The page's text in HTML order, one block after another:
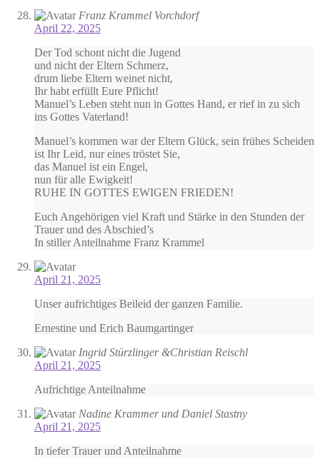
Franz Krammel Vorchdorf
April 22, 2025
Der Tod schont nicht die Jugend
und nicht der Eltern Schmerz,
drum liebe Eltern weinet nicht,
Ihr habt erfüllt Eure Pflicht!
Manuel’s Leben steht nun in Gottes Hand, er rief in zu sich
ins Gottes Vaterland!
Manuel’s kommen war der Eltern Glück, sein frühes Scheiden
ist Ihr Leid, nur eines tröstet Sie,
das Manuel ist ein Engel,
nun für alle Ewigkeit!
RUHE IN GOTTES EWIGEN FRIEDEN!
Euch Angehörigen viel Kraft und Stärke in den Stunden der
Trauer und des Abschied’s
In stiller Anteilnahme Franz Krammel
April 21, 2025
Unser aufrichtiges Beileid der ganzen Familie.
Ernestine und Erich Baumgartinger
Ingrid Stürzlinger &Christian Reischl
April 21, 2025
Aufrichtige Anteilnahme
Nadine Krammer und Daniel Stastny
April 21, 2025
In tiefer Trauer und Anteilnahme